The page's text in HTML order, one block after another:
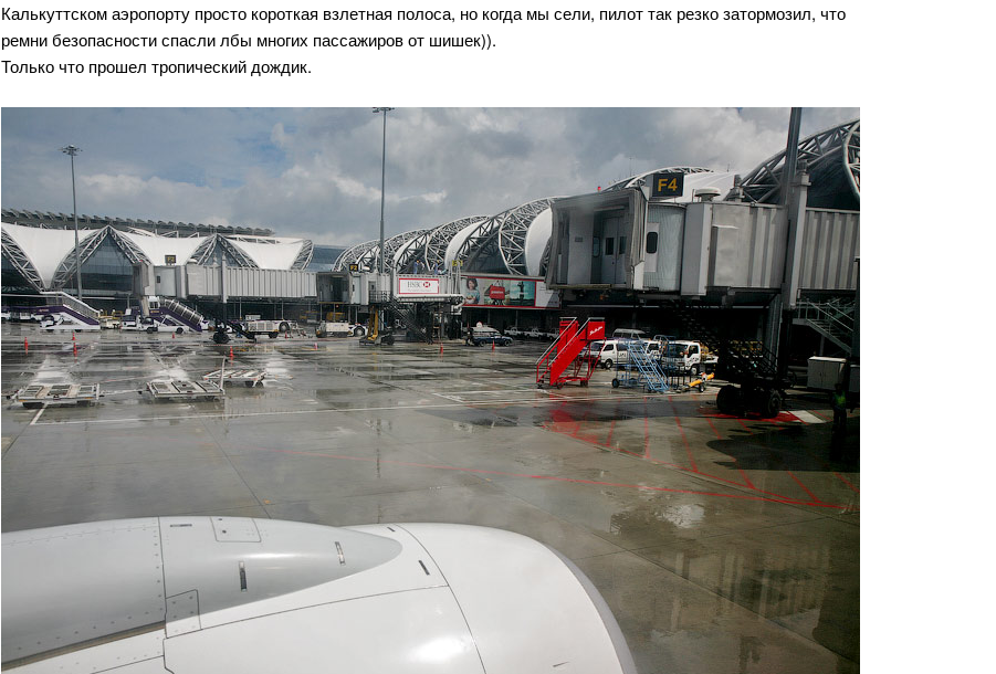
Калькуттском аэропорту просто короткая взлетная полоса, но когда мы сели, пилот так резко затормозил, что
ремни безопасности спасли лбы многих пассажиров от шишек)).
Только что прошел тропический дождик.